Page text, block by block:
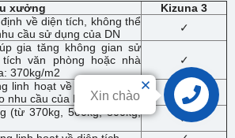
Liên hệ
Xin chào
xưởng
Kizuna 3
về diện tích, không thể
cầu sử dụng của DN
✓
gia tăng không gian sử
văn phòng hoặc nhà
370kg/m2
✓
linh hoạt về diện tích (có
nhu cầu của DN)
(từ 370kg, 500kg, 800kg,
✓